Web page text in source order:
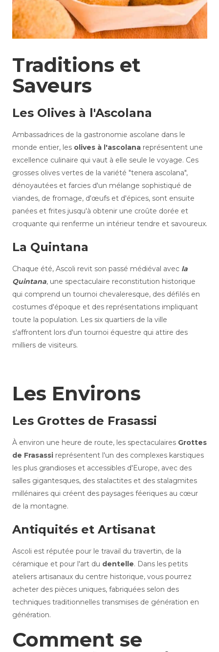
Traditions et
Saveurs
Les Olives à l'Ascolana
Ambassadrices de la gastronomie ascolane dans le
monde entier, les olives à l'ascolanareprésentent une
excellence culinaire qui vaut à elle seule le voyage. Ces
grosses olives vertes de la variété "tenera ascolana",
dénoyautées et farcies d'un mélange sophistiqué de
viandes, de fromage, d'œufs et d'épices, sont ensuite
panées et frites jusqu'à obtenir une croûte dorée et
croquante qui renferme un intérieur tendre et savoureux.
La Quintana
Chaque été, Ascoli revit son passé médiéval avec la
Quintana, une spectaculaire reconstitution historique
qui comprend un tournoi chevaleresque, des défilés en
costumes d'époque et des représentations impliquant
toute la population. Les six quartiers de la ville
s'affrontent lors d'un tournoi équestre qui attire des
milliers de visiteurs.
Les Environs
Les Grottes de Frasassi
À environ une heure de route, les spectaculaires Grottes
de Frasassireprésentent l'un des complexes karstiques
les plus grandioses et accessibles d'Europe, avec des
salles gigantesques, des stalactites et des stalagmites
millénaires qui créent des paysages féeriques au cœur
de la montagne.
Antiquités et Artisanat
Ascoli est réputée pour le travail du travertin, de la
céramique et pour l'art du dentelle. Dans les petits
ateliers artisanaux du centre historique, vous pourrez
acheter des pièces uniques, fabriquées selon des
techniques traditionnelles transmises de génération en
génération.
Comment se